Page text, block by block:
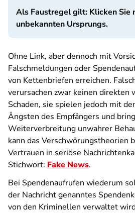
Als Faustregel gilt: Klicken Sie
unbekannten Ursprungs.
Ohne Link, aber dennoch mit
Falschmeldungen oder
von Kettenbriefen erreichen.
verursachen zwar keinen direkten
Schaden, sie spielen jedoch mit
Ängsten des Empfängers und
Weiterverbreitung unwahrer
kann das Verschwörungstheorien
Vertrauen in seriöse
Stichwort: Fake News.
Bei Spendenaufrufen wiederum
der Nachricht genanntes
von den Kriminellen verwaltet